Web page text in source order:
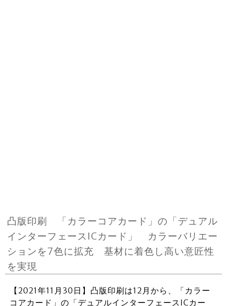
凸版印刷 「カラーコアカード」の「デュアル
インターフェースICカード」 カラーバリエー
ションを7色に拡充 基材に着色し高い意匠性
を実現
【2021年11月30日】凸版印刷は12月から、「カラー
コアカード」の「デュアルインターフェースICカー